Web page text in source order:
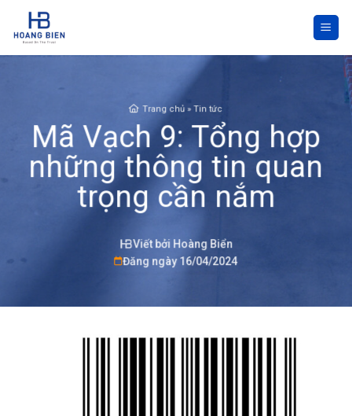
content
Trang chủ »Tin tức
Mã Vạch 9: Tổng hợp
những thông tin quan
trọng cần nắm
Viết bởi Hoàng Biển
Đăng ngày 16/04/2024